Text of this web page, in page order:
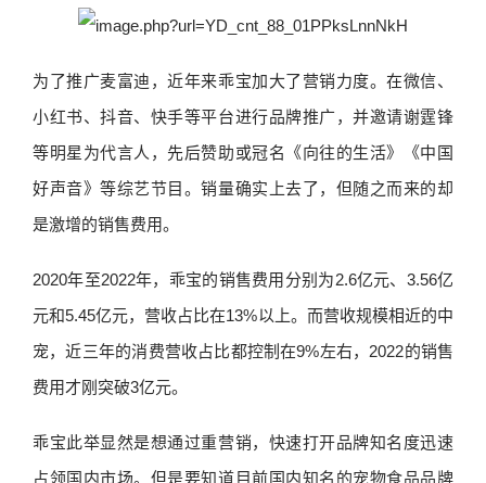
为了推广麦富迪，近年来乖宝加大了营销力度。在微信、
小红书、抖音、快手等平台进行品牌推广，并邀请谢霆锋
等明星为代言人，先后赞助或冠名《向往的生活》《中国
好声音》等综艺节目。销量确实上去了，但随之而来的却
是激增的销售费用。
2020年至2022年，乖宝的销售费用分别为2.6亿元、3.56亿
元和5.45亿元，营收占比在13%以上。而营收规模相近的中
宠，近三年的消费营收占比都控制在9%左右，2022的销售
费用才刚突破3亿元。
乖宝此举显然是想通过重营销，快速打开品牌知名度迅速
占领国内市场。但是要知道目前国内知名的宠物食品品牌